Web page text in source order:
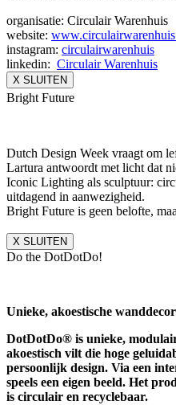
organisatie: Circulair Warenhuis
website:
instagram: circulairwarenhuis
linkedin: Circulair Warenhuis
X SLUITEN
Bright Future
Dutch Design Week vraagt om
Lartura antwoordt met licht dat
Iconic Lighting als sculptuur:
uitdagend in aanwezigheid.
Bright Future is geen belofte,
X SLUITEN
Do the DotDotDo!
Unieke, akoestische
DotDotDo® is unieke,
akoestisch vilt die hoge
persoonlijk design. Via een
speels een eigen beeld. Het
is circulair en recyclebaar.